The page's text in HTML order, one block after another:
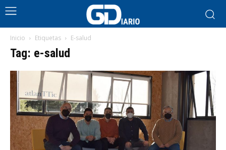
Inicio Etiquetas E-salud
Tag: e-salud